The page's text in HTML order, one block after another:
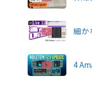
細か
4